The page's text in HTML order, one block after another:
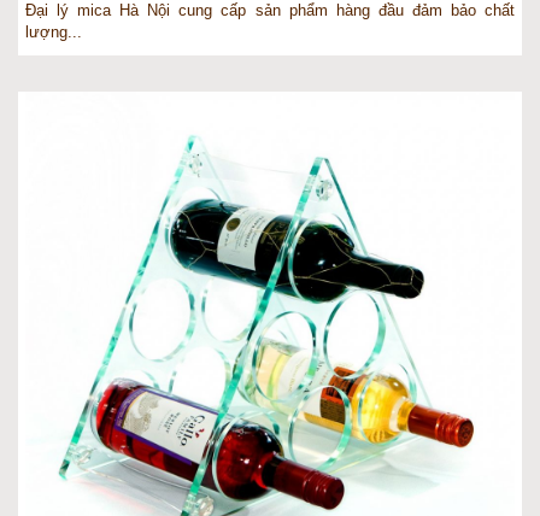
Đại lý mica Hà Nội cung cấp sản phẩm hàng đầu đảm bảo chất
lượng...